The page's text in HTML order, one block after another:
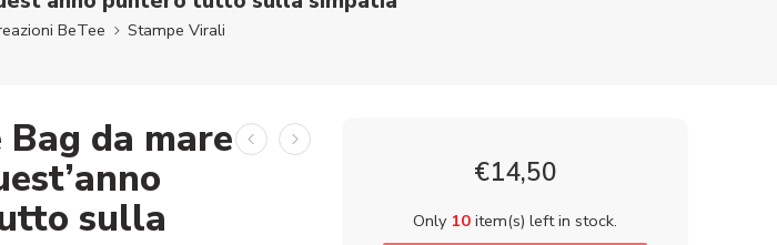
BeTee Stampe Virali
da mare
sulla
€14,50
Only 10 item(s) left in stock.